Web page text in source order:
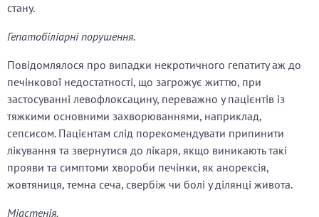
стану.
Гепатобіліарні порушення.
Повідомлялося про випадки некротичного гепатиту аж до
печінкової недостатності, що загрожує життю, при
застосуванні левофлоксацину, переважно у пацієнтів із
тяжкими основними захворюваннями, наприклад,
сепсисом. Пацієнтам слід порекомендувати припинити
лікування та звернутися до лікаря, якщо виникають такі
прояви та симптоми хвороби печінки, як анорексія,
жовтяниця, темна сеча, свербіж чи болі у ділянці живота.
Міастенія.